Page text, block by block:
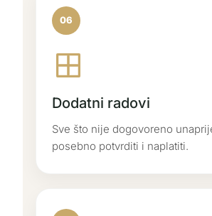
06
Dodatni radovi
Sve što nije dogovoreno
posebno potvrditi i naplatiti.